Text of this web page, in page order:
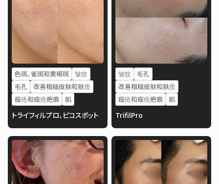
色斑、雀斑和黄褐斑
皱纹
毛孔
改善粗糙皮肤和肤质
痤疮和痤疮疤痕
肌
トライフィルプロ、ピコスポット
皱纹
毛孔
改善粗糙皮肤和肤质
痤疮和痤疮疤痕
肌
TrifilPro